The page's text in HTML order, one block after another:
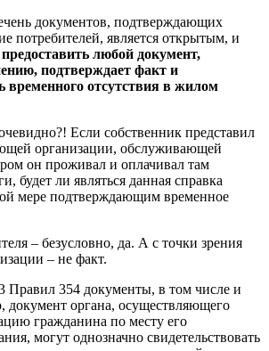
документов, подтверждающих
потребителей, является открытым, и
предоставить любой документ,
подтверждает факт и
временного отсутствия в жилом
Если собственник представил
организации, обслуживающей
он проживал и оплачивал там
будет ли являться данная справка
мере подтверждающим временное
– безусловно, да. А с точки зрения
– не факт.
Правил 354 документы, в том числе и
документ органа, осуществляющего
гражданина по месту его
могут однозначно свидетельствовать